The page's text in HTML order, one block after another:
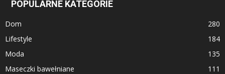
POPULARNE KATEGORIE
Dom
280
Lifestyle
184
Moda
135
Maseczki bawełniane
111